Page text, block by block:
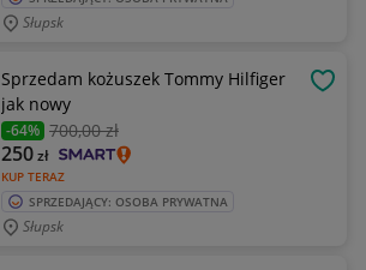
Słupsk
Sprzedam kożuszek Tommy Hilfiger
jak nowy
-64% 700,00 zł
KUP TERAZ
250zł
SPRZEDAJĄCY: OSOBA PRYWATNA
Słupsk